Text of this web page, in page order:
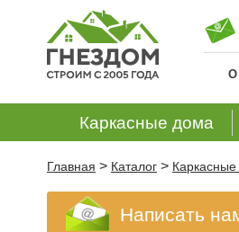
О
Каркасные дома
Главная > Каталог >
Написать